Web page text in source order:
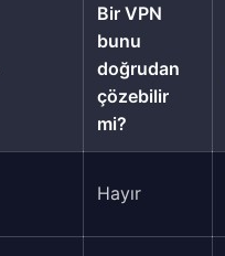
Bir VPN
bunu
doğrudan
çözebilir
mi?
Hayır